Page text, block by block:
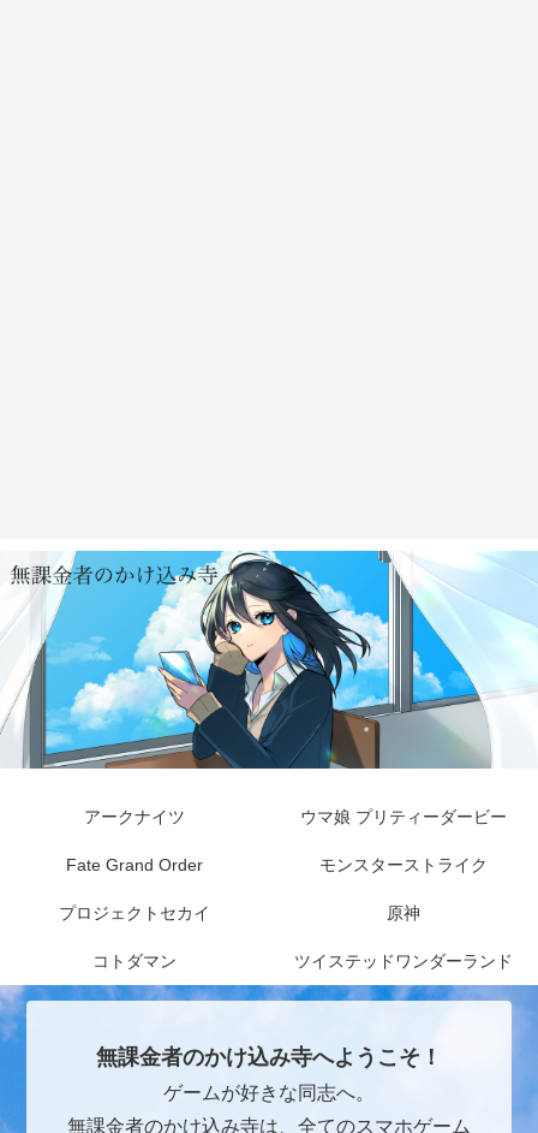
アークナイツ ウマ娘 プリティーダービー
Fate Grand Order モンスターストライク
プロジェクトセカイ 原神
コトダマン ツイステッドワンダーランド
無課金者のかけ込み寺へようこそ！
ゲームが好きな同志へ。
無課金者のかけ込み寺は、全てのスマホゲーム